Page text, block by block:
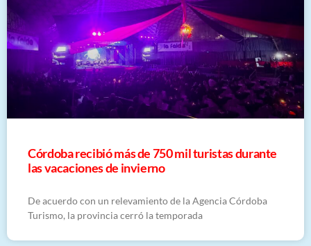
Córdoba recibió más de 750 mil turistas durante
las vacaciones de invierno
De acuerdo con un relevamiento de la Agencia Córdoba
Turismo, la provincia cerró la temporada